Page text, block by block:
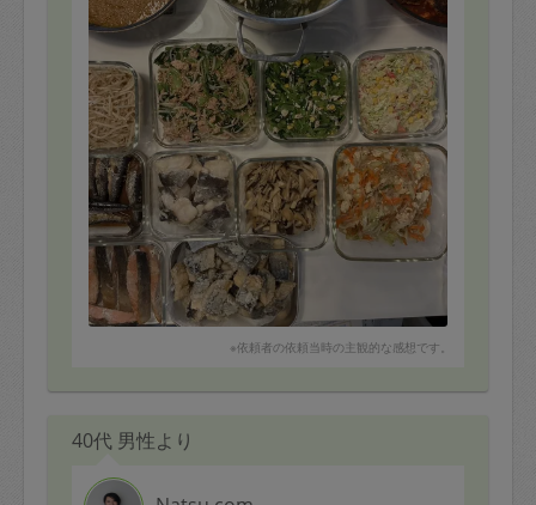
定期契約をキャンセルする場合、毎週定
期は月2回まで隔週定期は月1回までキャ
ンセル料は発生しません。それ以上はキ
ャンセル料が発生します。
定期契約キャンセル料：
・1回につき1,200円※
・詳細ルールは、こちらを参照くださ
い。
※キャンセル料金の設定について：
定期依頼1回（3時間）の金額とスポット
1回（3時間）依頼した場合の金額の差額
またよろしくお願いいたします。
※依頼者の依頼当時の主観的な感想です。
40代 男性より